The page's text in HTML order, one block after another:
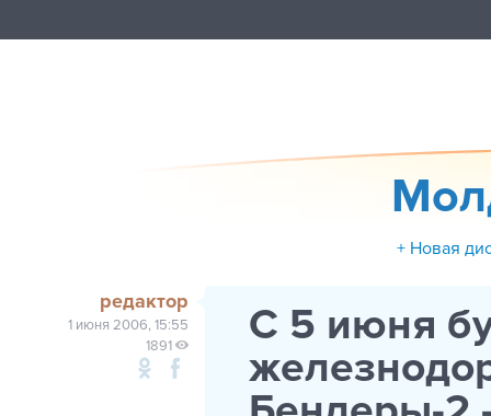
+ Новая
редактор
1 июня 2006, 15:55
1891
С 5 июня